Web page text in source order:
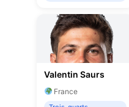
Valentin Saurs
France